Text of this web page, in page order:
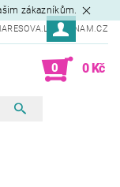
zákazníkům.
0 0 Kč